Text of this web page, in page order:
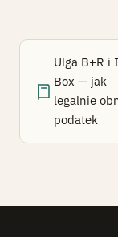
Ulga B+R i
Box — jak
legalnie
podatek